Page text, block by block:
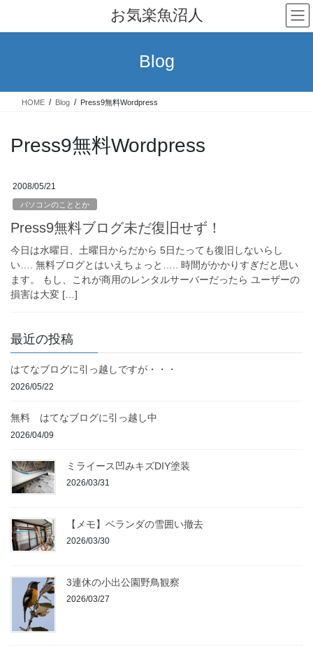
テ
ス
ゲ
ン
お気楽魚沼人
Blog
HOME Blog Press9無料Wordpress
Press9無料Wordpress
2008/05/21
パソコンのこととか
Press9無料ブログ未だ復旧せず！
今日は水曜日、土曜日からだから 5日たっても復旧しないらし
い…. 無料ブログとはいえちょっと….. 時間がかかりすぎだと思い
ます。 もし、これが商用のレンタルサーバーだったら ユーザーの
損害は大変 […]
最近の投稿
はてなブログに引っ越しですが・・・
2026/05/22
無料 はてなブログに引っ越し中
2026/04/09
ミライース凹みキズDIY塗装
2026/03/31
【メモ】ベランダの雪囲い撤去
2026/03/30
3連休の小出公園野鳥観察
2026/03/27